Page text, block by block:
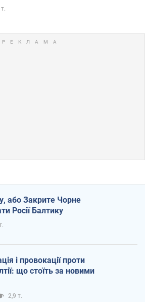
або Закрите Чорне
Росії Балтику
і провокації проти
що стоїть за новими
2,9 т.